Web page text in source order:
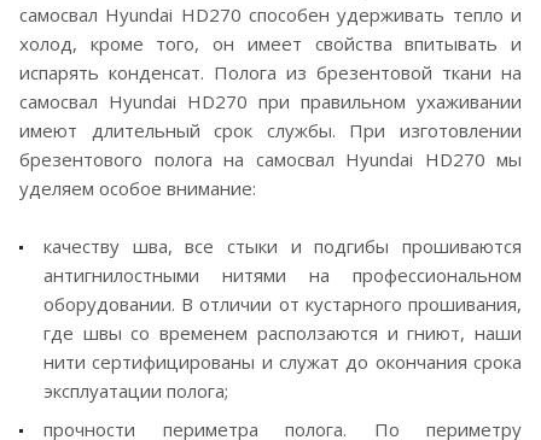
самосвал Hyundai HD270 способен удерживать тепло и
холод, кроме того, он имеет свойства впитывать и
испарять конденсат. Полога из брезентовой ткани на
самосвал Hyundai HD270 при правильном ухаживании
имеют длительный срок службы. При изготовлении
брезентового полога на самосвал Hyundai HD270 мы
уделяем особое внимание:
качеству шва, все стыки и подгибы прошиваются
антигнилостными нитями на профессиональном
оборудовании. В отличии от кустарного прошивания,
где швы со временем расползаются и гниют, наши
нити сертифицированы и служат до окончания срока
эксплуатации полога;
прочности периметра полога. По периметру